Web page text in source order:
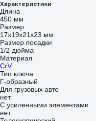
Характеристики
Длина
450 мм
Размер
17х19х21х23 мм
Размер посадки
1/2 дюйма
Материал
CrV
Тип ключа
Г-образный
Для грузовых авто
нет
С усиленными элементами
нет